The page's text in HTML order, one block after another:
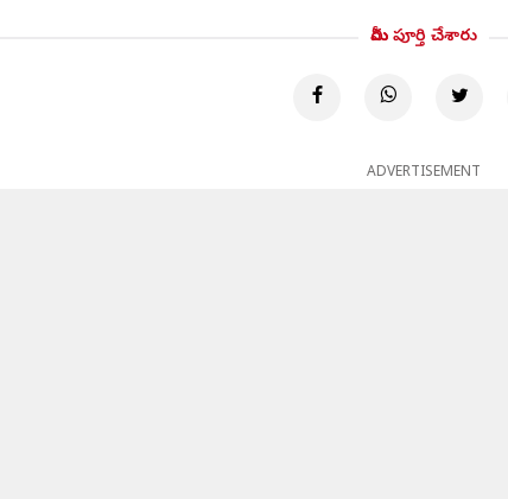
మీరు పూర్తి చేశారు
ADVERTISEMENT